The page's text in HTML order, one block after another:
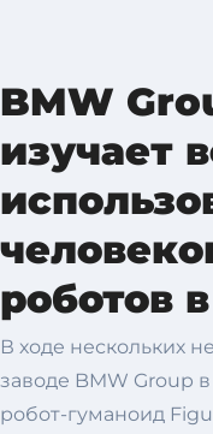
BMW
изучает
роботов
В ходе нескольких
заводе BMW Group
робот-гуманоид